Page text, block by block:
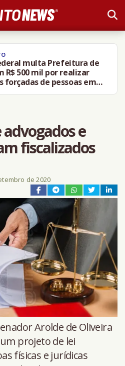
multa Prefeitura de
R$ 500 mil por realizar
forçadas de pessoas em
rua
e
fiscalizados
de 2020
Arolde de Oliveira
projeto de lei
físicas e jurídicas